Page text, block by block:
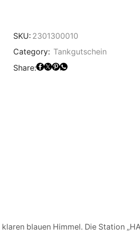
SKU: 2301300010
Category: Tankgutschein
Share:
blauen Himmel. Die Station